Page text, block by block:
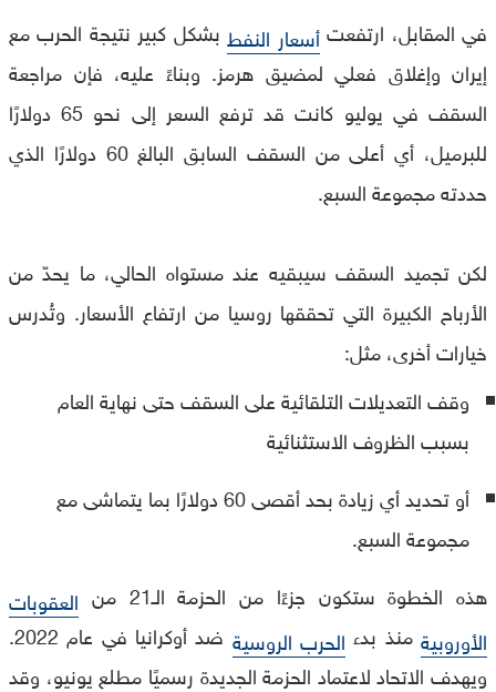
في المقابل، ارتفعتأسعار النفط بشكل كبير نتيجة الحرب مع
إيران وإغلاق فعلي لمضيق هرمز. وبناءً عليه، فإن مراجعة
السقف في يوليو كانت قد ترفع السعر إلى نحو 65 دولارًا
للبرميل، أي أعلى من السقف السابق البالغ 60 دولارًا الذي
حددته مجموعة السبع.
لكن تجميد السقف سيبقيه عند مستواه الحالي، ما يحدّ من
الأرباح الكبيرة التي تحققها روسيا من ارتفاع الأسعار. وتُدرس
خيارات أخرى، مثل:
وقف التعديلات التلقائية على السقف حتى نهاية العام
بسبب الظروف الاستثنائية
أو تحديد أي زيادة بحد أقصى 60 دولارًا بما يتماشى مع
مجموعة السبع.
هذه الخطوة ستكون جزءًا من الحزمة الـ21 من
العقوبات
الأوروبيةمنذ بدء الحرب الروسية
ضد أوكرانيا في عام 2022.
ويهدف الاتحاد لاعتماد الحزمة الجديدة رسميًا مطلع يونيو، وقد